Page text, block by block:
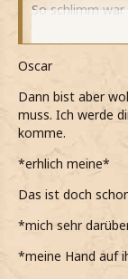
So schlimm
*meine*
*meine Augen
Muss ich dich
schaffen kann,
*ihn
Oberschenkel
Ich weiß, dass
glaube, dass
*leise zu ihm
Oscar
Dann bist aber
muss. Ich werde
komme.
*erhlich meine*
Das ist doch
*mich sehr
*meine Hand auf